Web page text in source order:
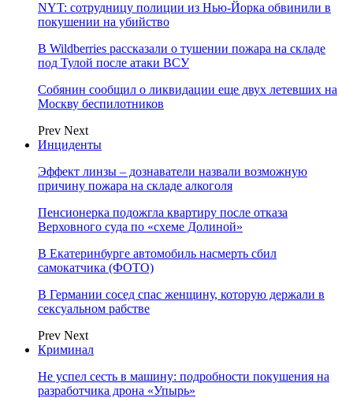
NYT: сотрудницу полиции из Нью-Йорка обвинили в
покушении на убийство
В Wildberries рассказали о тушении пожара на складе
под Тулой после атаки ВСУ
Собянин сообщил о ликвидации еще двух летевших на
Москву беспилотников
Prev Next
Инциденты
Эффект линзы – дознаватели назвали возможную
причину пожара на складе алкоголя
Пенсионерка подожгла квартиру после отказа
Верховного суда по «схеме Долиной»
В Екатеринбурге автомобиль насмерть сбил
самокатчика (ФОТО)
В Германии сосед спас женщину, которую держали в
сексуальном рабстве
Prev Next
Криминал
Не успел сесть в машину: подробности покушения на
разработчика дрона «Упырь»